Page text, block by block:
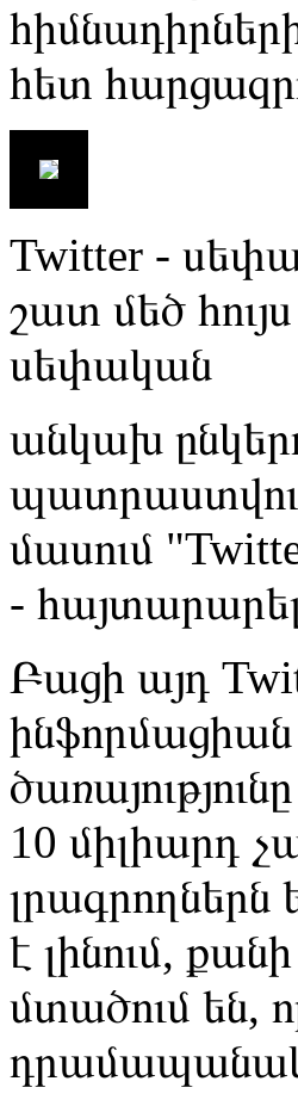
հետ
Twitter -
շատ մեծ
սեփական
անկախ
մասում
-
Բացի այդ
ինֆորմացիան
10 միլիարդ
է լինում,
մտածում են,